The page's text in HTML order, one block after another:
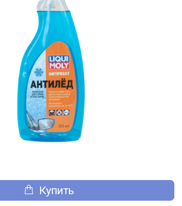
Купить